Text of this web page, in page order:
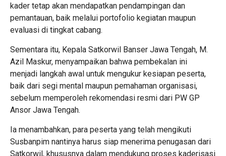
kader tetap akan mendapatkan pendampingan dan
pemantauan, baik melalui portofolio kegiatan maupun
evaluasi di tingkat cabang.
Sementara itu, Kepala Satkorwil Banser Jawa Tengah, M.
Azil Maskur, menyampaikan bahwa pembekalan ini
menjadi langkah awal untuk mengukur kesiapan peserta,
baik dari segi mental maupun pemahaman organisasi,
sebelum memperoleh rekomendasi resmi dari PW GP
Ansor Jawa Tengah.
Ia menambahkan, para peserta yang telah mengikuti
Susbanpim nantinya harus siap menerima penugasan dari
Satkorwil, khususnya dalam mendukung proses kaderisasi